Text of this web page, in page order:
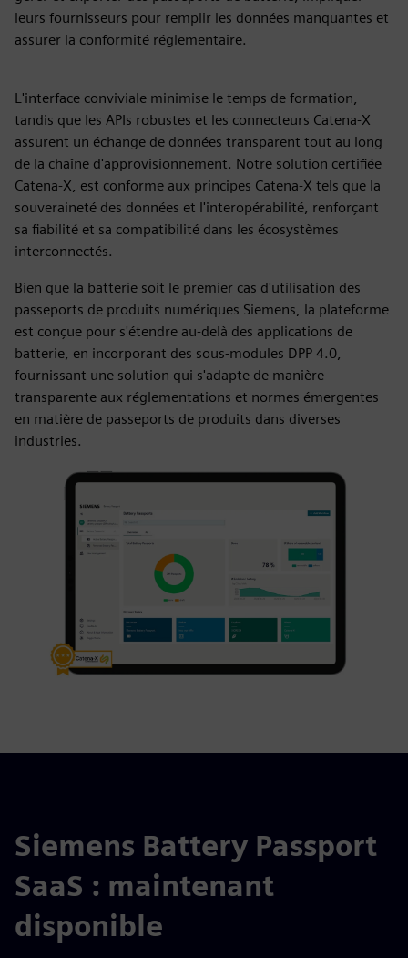
leurs fournisseurs pour remplir les données manquantes et
assurer la conformité réglementaire.
L'interface conviviale minimise le temps de formation,
tandis que les APIs robustes et les connecteurs Catena-X
assurent un échange de données transparent tout au long
de la chaîne d'approvisionnement. Notre solution certifiée
Catena-X, est conforme aux principes Catena-X tels que la
souveraineté des données et l'interopérabilité, renforçant
sa fiabilité et sa compatibilité dans les écosystèmes
interconnectés.
Bien que la batterie soit le premier cas d'utilisation des
passeports de produits numériques Siemens, la plateforme
est conçue pour s'étendre au-delà des applications de
batterie, en incorporant des sous-modules DPP 4.0,
fournissant une solution qui s'adapte de manière
transparente aux réglementations et normes émergentes
en matière de passeports de produits dans diverses
industries.
Siemens Battery Passport
SaaS : maintenant
disponible